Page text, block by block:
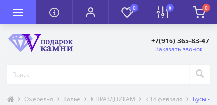
0 0 0
+7(916) 365-83-47
Заказать звонок
Ожерелья Колье К ПРАЗДНИКАМ к 14 февраля Бусы -